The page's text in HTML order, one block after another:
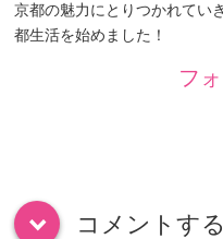
京都の魅力にとりつかれてい
都生活を始めました！
フ
down コメントする